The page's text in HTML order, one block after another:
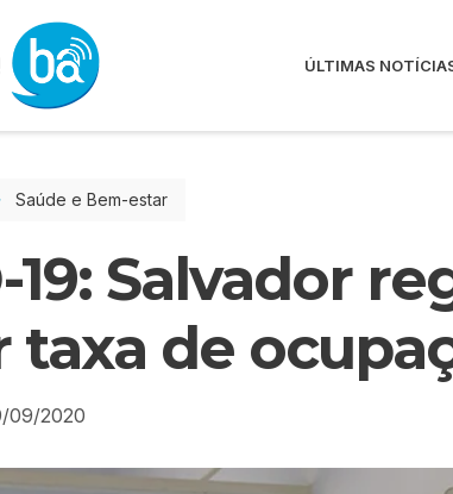
ÚLTIMAS
Saúde e Bem-estar
19: Salvador
taxa de
09/2020